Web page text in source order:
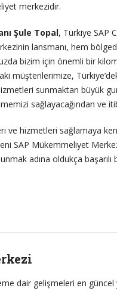
merkezidir.
Şule Topal, Türkiye SAP
lansmanı, hem
bizim için önemli bir
müşterilerimize,
sunmaktan büyük
sağlayacağından ve
ve hizmetleri sağlamaya
SAP Mükemmeliyet
adına oldukça başarılı
dair gelişmeleri en güncel